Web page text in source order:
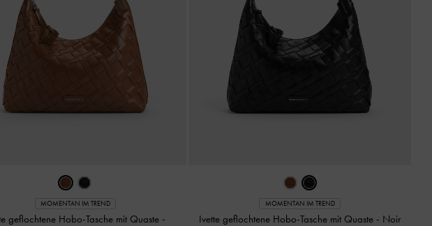
MOMENTAN IM TREND
geflochtene Hobo-Tasche mit Quaste -
MOMENTAN IM TREND
Ivette geflochtene Hobo-Tasche mit Quaste - Noir